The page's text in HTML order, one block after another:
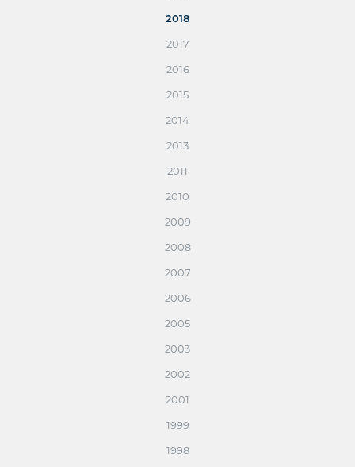
2018
2017
2016
2015
2014
2013
2011
2010
2009
2008
2007
2006
2005
2003
2002
2001
1999
1998